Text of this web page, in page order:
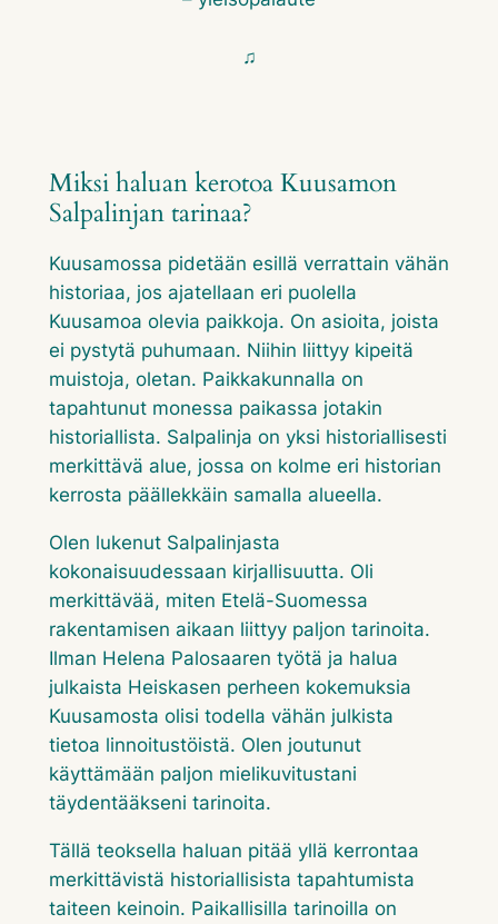
♫
Miksi haluan kerotoa Kuusamon
Salpalinjan tarinaa?
Kuusamossa pidetään esillä verrattain vähän
historiaa, jos ajatellaan eri puolella
Kuusamoa olevia paikkoja. On asioita, joista
ei pystytä puhumaan. Niihin liittyy kipeitä
muistoja, oletan. Paikkakunnalla on
tapahtunut monessa paikassa jotakin
historiallista. Salpalinja on yksi historiallisesti
merkittävä alue, jossa on kolme eri historian
kerrosta päällekkäin samalla alueella.
Olen lukenut Salpalinjasta
kokonaisuudessaan kirjallisuutta. Oli
merkittävää, miten Etelä-Suomessa
rakentamisen aikaan liittyy paljon tarinoita.
Ilman Helena Palosaaren työtä ja halua
julkaista Heiskasen perheen kokemuksia
Kuusamosta olisi todella vähän julkista
tietoa linnoitustöistä. Olen joutunut
käyttämään paljon mielikuvitustani
täydentääkseni tarinoita.
Tällä teoksella haluan pitää yllä kerrontaa
merkittävistä historiallisista tapahtumista
taiteen keinoin. Paikallisilla tarinoilla on